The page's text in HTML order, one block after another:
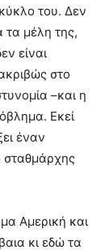
του. Δεν
τα μέλη της,
είναι
στο
–και η
Εκεί
έναν
σταθμάρχης
Αμερική και
κι εδώ τα